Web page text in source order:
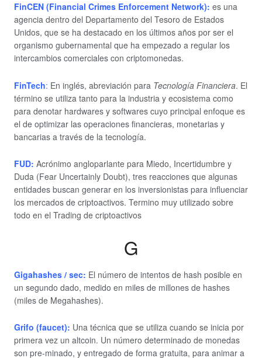
FinCEN (Financial Crimes Enforcement Network): es una
agencia dentro del Departamento del Tesoro de Estados
Unidos, que se ha destacado en los últimos años por ser el
organismo gubernamental que ha empezado a regular los
intercambios comerciales con criptomonedas.
FinTech: En inglés, abreviación para Tecnología Financiera. El
término se utiliza tanto para la industria y ecosistema como
para denotar hardwares y softwares cuyo principal enfoque es
el de optimizar las operaciones financieras, monetarias y
bancarias a través de la tecnología.
FUD: Acrónimo angloparlante para Miedo, Incertidumbre y
Duda (Fear Uncertainly Doubt), tres reacciones que algunas
entidades buscan generar en los inversionistas para influenciar
los mercados de criptoactivos. Termino muy utilizado sobre
todo en el Trading de criptoactivos
G
Gigahashes / sec: El número de intentos de hash posible en
un segundo dado, medido en miles de millones de hashes
(miles de Megahashes).
Grifo (faucet): Una técnica que se utiliza cuando se inicia por
primera vez un altcoin. Un número determinado de monedas
son pre-minado, y entregado de forma gratuita, para animar a